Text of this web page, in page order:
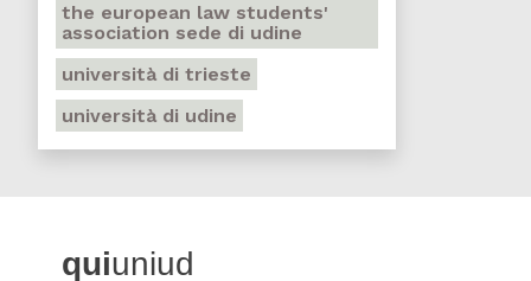
the european law students'
association sede di udine
università di trieste
università di udine
quiuniud